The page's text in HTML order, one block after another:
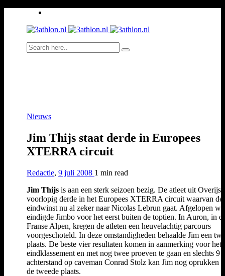
Nieuws
Jim Thijs staat derde in Europees
XTERRA circuit
Redactie, 9 juli 2008 1 min read
Jim Thijs is aan een sterk seizoen bezig. De atleet uit
voorlopig derde in het Europees XTERRA circuit waarvan de
eindwinst nu al zeker naar Nicolas Lebrun gaat. Afgelopen
eindigde Jimbo voor het eerst buiten de toptien. In Auron, in
Franse Alpen, kregen de atleten een heuvelachtig parcours
voorgeschoteld. In deze omstandigheden behaalde Jim een
plaats. De beste vier resultaten komen in aanmerking voor het
eindklassement en met nog twee proeven te gaan en slechts 9
achterstand op caveman Conrad Stolz kan Jim nog oprukken
de tweede plaats.